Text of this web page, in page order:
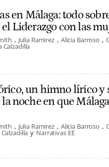
en Málaga: todo
Liderazgo con las
Julia Ramirez Alicia Barroso
Calzadilla
un himno lírico y
noche en que
Julia Ramirez Alicia Barroso
Calzadilla
Narrativas EE